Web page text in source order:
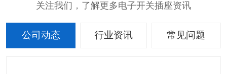
关注我们，了解更多电子开关插座资讯
公司动态 行业资讯 常见问题